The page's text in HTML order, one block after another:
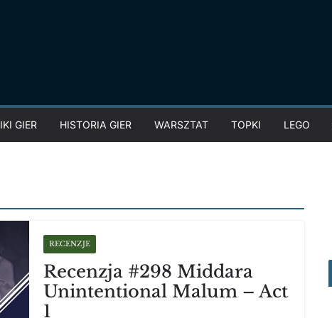
GIER HISTORIA GIER WARSZTAT TOPKI LEGO
RECENZJE
Recenzja #298 Middara
Unintentional Malum – Act
1